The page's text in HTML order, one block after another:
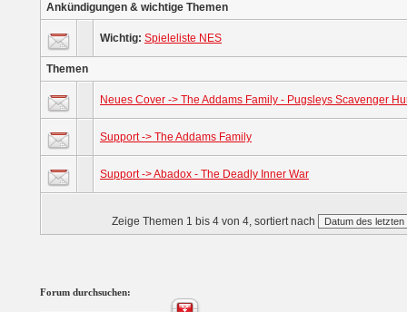
Ankündigungen & wichtige Themen
Wichtig: Spieleliste NES
Themen
Neues Cover -> The Addams Family - Pugsleys Scavenger
Support -> The Addams Family
Support -> Abadox - The Deadly Inner War
Zeige Themen 1 bis 4 von 4, sortiert nach
Forum durchsuchen: